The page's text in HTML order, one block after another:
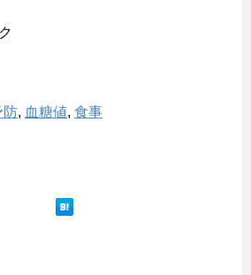
防, 血糖値, 食事